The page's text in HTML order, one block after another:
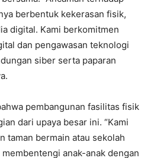
berbentuk kekerasan fisik,
digital. Kami berkomitmen
dan pengawasan teknologi
siber serta paparan
pembangunan fasilitas fisik
dari upaya besar ini. “Kami
taman bermain atau sekolah
anak-anak dengan